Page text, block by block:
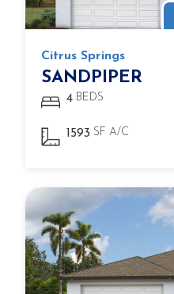
Citrus Springs
SANDPIPER
4 BEDS
1593 SF A/C